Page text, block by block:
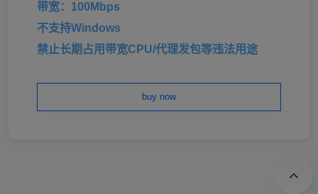
带宽：100Mbps
不支持Windows
禁止长期占用带宽CPU/代理发包等违法用途
buy now